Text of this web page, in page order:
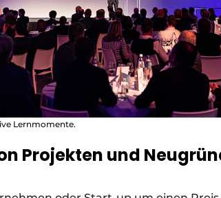
Lernmomente.
Projekten und